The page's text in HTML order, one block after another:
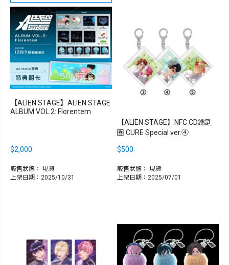
【ALIEN STAGE】ALIEN STAGE
ALBUM VOL.2: Florentem
$2,000
販售狀態： 現貨
上架日期：2025/10/31
【ALIEN STAGE】NFC CD鑰匙
圈 CURE Special ver.④
$500
販售狀態： 現貨
上架日期：2025/07/01